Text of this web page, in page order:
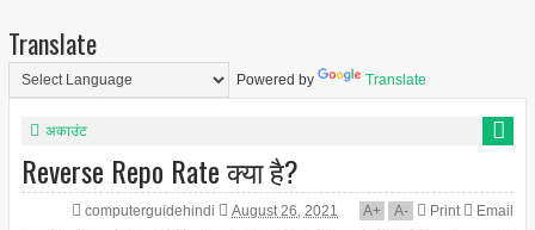
Translate
Powered by Translate
अकाउंट
Reverse Repo Rate क्या है?
computerguidehindi August 26, 2021 A+ A- Print Email